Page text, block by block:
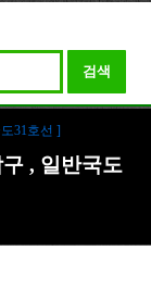
검색
31호선 ]
, 일반국도